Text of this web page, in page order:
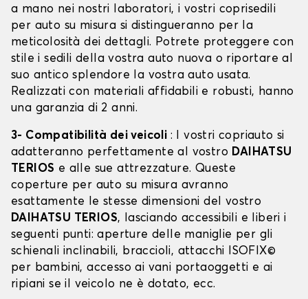
a mano nei nostri laboratori, i vostri coprisedili
per auto su misura si distingueranno per la
meticolosità dei dettagli. Potrete proteggere con
stile i sedili della vostra auto nuova o riportare al
suo antico splendore la vostra auto usata.
Realizzati con materiali affidabili e robusti, hanno
una garanzia di 2 anni.
3- Compatibilità dei veicoli : I vostri copriauto si
adatteranno perfettamente al vostro DAIHATSU
TERIOS e alle sue attrezzature. Queste
coperture per auto su misura avranno
esattamente le stesse dimensioni del vostro
DAIHATSU TERIOS, lasciando accessibili e liberi i
seguenti punti: aperture delle maniglie per gli
schienali inclinabili, braccioli, attacchi ISOFIX©
per bambini, accesso ai vani portaoggetti e ai
ripiani se il veicolo ne è dotato, ecc.